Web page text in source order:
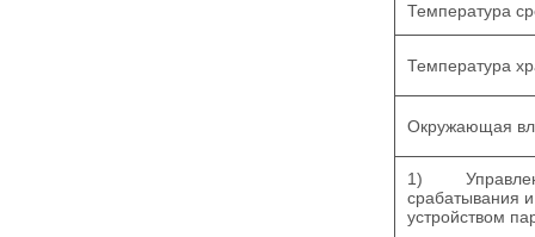
Температура
Температура
Окружающая
1)
срабатывания
устройством